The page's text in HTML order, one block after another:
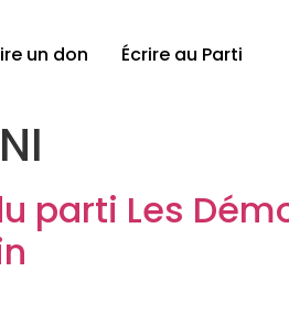
un don Écrire au Parti
parti Les